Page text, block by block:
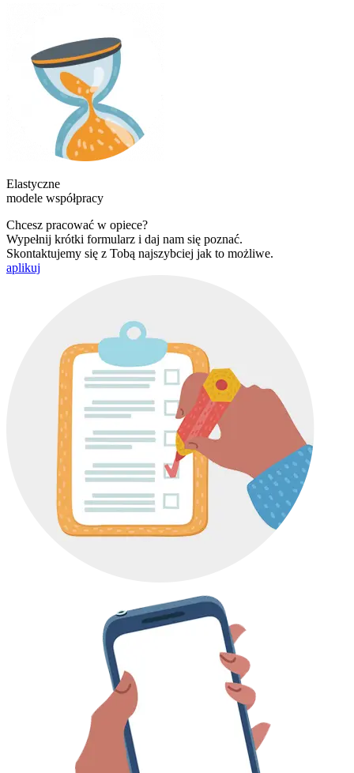
Elastyczne
modele współpracy
Chcesz pracować w opiece?
Wypełnij krótki formularz i daj nam się poznać.
Skontaktujemy się z Tobą najszybciej jak to możliwe.
aplikuj